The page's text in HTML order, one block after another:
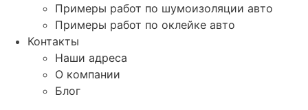
Примеры работ по шумоизоляции авто
Примеры работ по оклейке авто
Контакты
Наши адреса
О компании
Блог